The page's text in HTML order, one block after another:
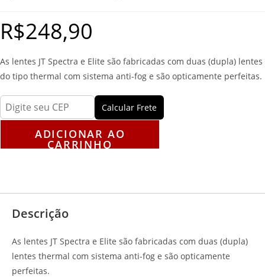
R$248,90
As lentes JT Spectra e Elite são fabricadas com duas (dupla) lentes
do tipo thermal com sistema anti-fog e são opticamente perfeitas.
Calcular Frete
ADICIONAR AO
CARRINHO
Descrição
As lentes JT Spectra e Elite são fabricadas com duas (dupla)
lentes thermal com sistema anti-fog e são opticamente
perfeitas.